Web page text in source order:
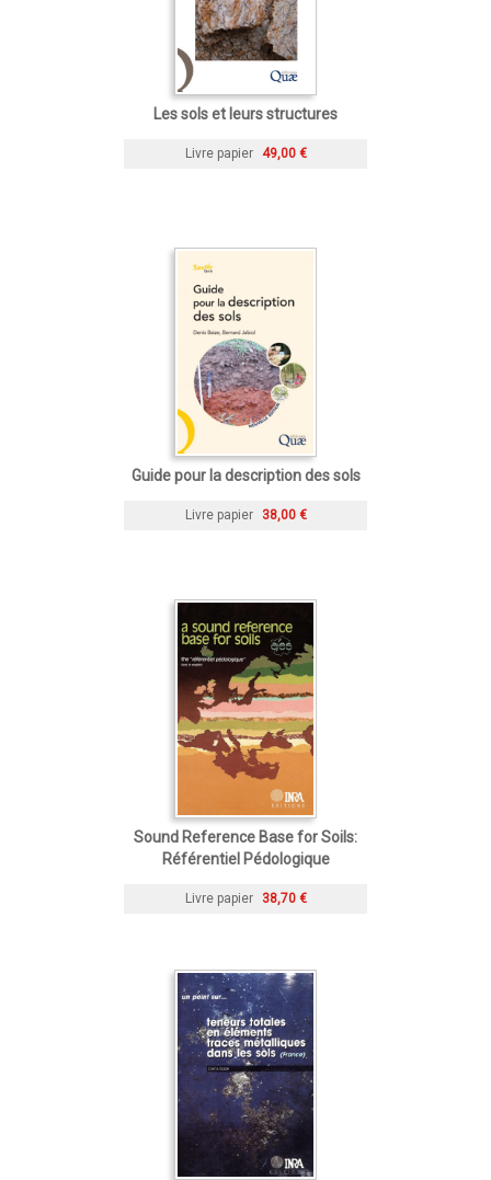
Les sols et leurs structures
Livre papier 49,00 €
Guide pour la description des sols
Livre papier 38,00 €
Sound Reference Base for Soils:
Référentiel Pédologique
Livre papier 38,70 €